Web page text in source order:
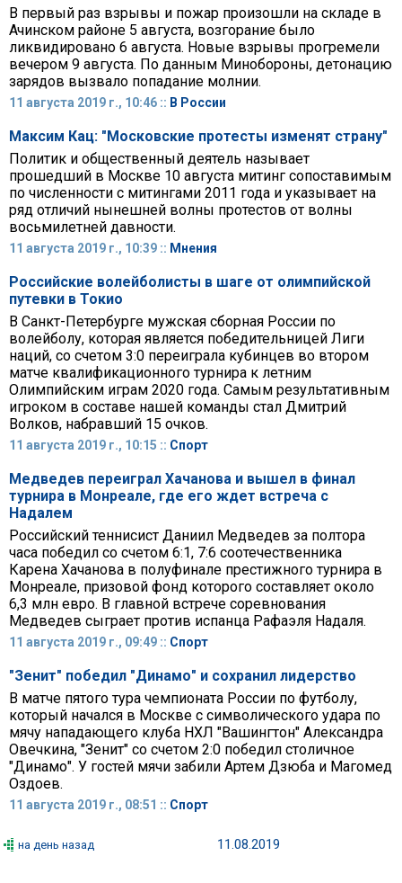
В первый раз взрывы и пожар произошли на складе в
Ачинском районе 5 августа, возгорание было
ликвидировано 6 августа. Новые взрывы прогремели
вечером 9 августа. По данным Минобороны, детонацию
зарядов вызвало попадание молнии.
11 августа 2019 г., 10:46 :: В России
Максим Кац: "Московские протесты изменят страну"
Политик и общественный деятель называет
прошедший в Москве 10 августа митинг сопоставимым
по численности с митингами 2011 года и указывает на
ряд отличий нынешней волны протестов от волны
восьмилетней давности.
11 августа 2019 г., 10:39 :: Мнения
Российские волейболисты в шаге от олимпийской
путевки в Токио
В Санкт-Петербурге мужская сборная России по
волейболу, которая является победительницей Лиги
наций, со счетом 3:0 переиграла кубинцев во втором
матче квалификационного турнира к летним
Олимпийским играм 2020 года. Самым результативным
игроком в составе нашей команды стал Дмитрий
Волков, набравший 15 очков.
11 августа 2019 г., 10:15 :: Спорт
Медведев переиграл Хачанова и вышел в финал
турнира в Монреале, где его ждет встреча с
Надалем
Российский теннисист Даниил Медведев за полтора
часа победил со счетом 6:1, 7:6 соотечественника
Карена Хачанова в полуфинале престижного турнира в
Монреале, призовой фонд которого составляет около
6,3 млн евро. В главной встрече соревнования
Медведев сыграет против испанца Рафаэля Надаля.
11 августа 2019 г., 09:49 :: Спорт
"Зенит" победил "Динамо" и сохранил лидерство
В матче пятого тура чемпионата России по футболу,
который начался в Москве с символического удара по
мячу нападающего клуба НХЛ "Вашингтон" Александра
Овечкина, "Зенит" со счетом 2:0 победил столичное
"Динамо". У гостей мячи забили Артем Дзюба и Магомед
Оздоев.
11 августа 2019 г., 08:51 :: Спорт
на день назад 11.08.2019